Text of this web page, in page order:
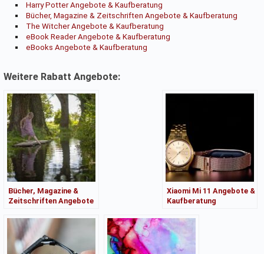
Harry Potter Angebote & Kaufberatung
Bücher, Magazine & Zeitschriften Angebote & Kaufberatung
The Witcher Angebote & Kaufberatung
eBook Reader Angebote & Kaufberatung
eBooks Angebote & Kaufberatung
Weitere Rabatt Angebote:
Bücher, Magazine &
Zeitschriften Angebote
Xiaomi Mi 11 Angebote &
Kaufberatung